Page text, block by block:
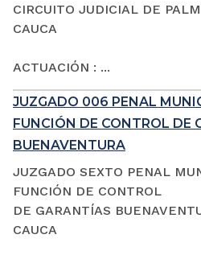
CIRCUITO JUDICIAL DE
CAUCA
ACTUACIÓN : ...
JUZGADO 006 PENAL
FUNCIÓN DE CONTROL DE
BUENAVENTURA
JUZGADO SEXTO PENAL
FUNCIÓN DE CONTROL
DE GARANTÍAS
CAUCA